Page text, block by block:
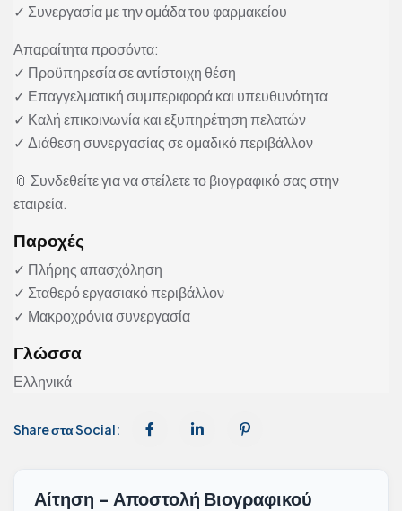
✓ Συνεργασία με την ομάδα του φαρμακείου
Απαραίτητα προσόντα:
✓ Προϋπηρεσία σε αντίστοιχη θέση
✓ Επαγγελματική συμπεριφορά και υπευθυνότητα
✓ Καλή επικοινωνία και εξυπηρέτηση πελατών
✓ Διάθεση συνεργασίας σε ομαδικό περιβάλλον
📎 Συνδεθείτε για να στείλετε το βιογραφικό σας στην
εταιρεία.
Παροχές
✓ Πλήρης απασχόληση
✓ Σταθερό εργασιακό περιβάλλον
✓ Μακροχρόνια συνεργασία
Γλώσσα
Ελληνικά
Share στα Social:
Αίτηση - Αποστολή Βιογραφικού